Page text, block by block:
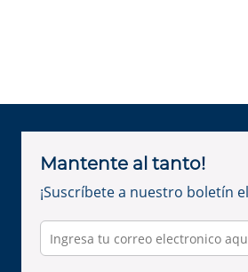
Mantente al tanto!
¡Suscríbete a nuestro boletín